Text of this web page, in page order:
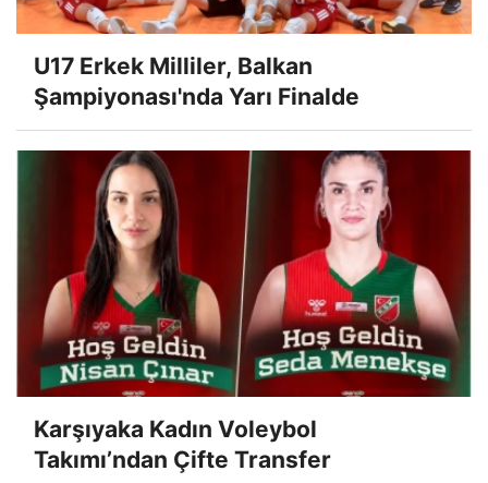
U17 Erkek Milliler, Balkan
Şampiyonası'nda Yarı Finalde
Karşıyaka Kadın Voleybol
Takımı’ndan Çifte Transfer